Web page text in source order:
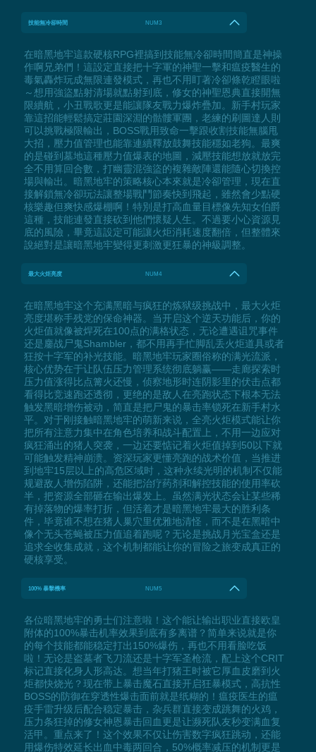
技能無冷卻時間 NUM3
在暗黑地牢這款硬核RPG裡搞到技能無冷卻時間簡直是神操
作啊兄弟們！這設定直接把十字軍的神聖一擊和瘟疫醫生的
毒氣轟炸玩成無限連發模式，再也不用盯著冷卻條乾瞪眼啦
～想用強盜點射清場就點射到底，修女的神聖恩典直接開無
限續航，小丑戰歌更是能讓隊友戰力爆炸疊加。新手村玩家
靠這招能輕鬆搞定莊園深淵的骷髏軍團，老練的刷圖達人則
可以挑戰極限輸出，BOSS戰用致命一擊跟收割技能無腦甩
大招，壓力值管理也能靠連續釋放鼓舞技能穩如老狗。最爽
的是碰到墓地這種壓力值爆表的地圖，減壓技能想放就放完
全不用算回合數，打幽靈混強盜的複雜敵陣還能隨心切換控
場與輸出。暗黑地牢的策略核心本來就是冷卻管理，現在直
接解鎖無冷卻玩法讓整場戰鬥節奏快到飛起，雖然會少點硬
核樂趣但爽快感爆棚啊！特別是打高血量目標像先知女伯爵
這種，技能連發直接砍到他們懷疑人生。不過要小心資源見
底的風險，畢竟這設定可能讓火炬消耗速度翻倍，但整體來
說絕對是讓暗黑地牢變得更刺激更狂暴的神級調整。
最大火炬亮度 NUM4
在暗黑地牢这个充满黑暗与疯狂的炼狱级挑战中，最大火炬
亮度堪称手残党的保命神器。当开启这个逆天功能后，你的
火炬值就像被焊死在100点的满格状态，无论遭遇诅咒事件
还是鏖战尸鬼Shambler，都不用再手忙脚乱丢火炬道具或者
狂按十字军的补光技能。暗黑地牢玩家圈俗称的满光流派，
核心优势在于让队伍压力管理系统彻底躺赢——走廊探索时
压力值涨得比点篝火还慢，侦察地形时连阴影里的伏击点都
看得比竞速跑还透彻，更绝的是敌人在亮跑状态下根本无法
触发黑暗增伤被动，简直是把尸鬼的暴击率锁死在新手村水
平。对于刚接触暗黑地牢的萌新来说，全亮火炬模式能让你
把所有注意力集中在角色培养和战斗配置上，不用一边应对
疯狂涌出的猪人突袭，一边还要惦记着火炬值掉到50以下就
可能触发精神崩溃。资深玩家更懂亮跑的战术价值，当推进
到地牢15层以上的高危区域时，这种永续光明的机制不仅能
规避敌人增伤陷阱，还能把治疗药剂和解控技能的使用率砍
半，把资源全部砸在输出爆发上。虽然满光状态会让某些稀
有掉落物的爆率打折，但活着才是暗黑地牢最大的胜利条
件，毕竟谁不想在猪人巢穴里优雅地清怪，而不是在黑暗中
像个无头苍蝇被压力值追着跑呢？无论是挑战月光宝盒还是
追求全收集成就，这个机制都能让你的冒险之旅变成真正的
硬核享受。
100% 暴擊機率 NUM5
各位暗黑地牢的勇士们注意啦！这个能让输出职业直接欧皇
附体的100%暴击机率效果到底有多离谱？简单来说就是你
的每个技能都能稳定打出150%爆伤，再也不用看脸吃饭
啦！无论是盗墓者飞刀流还是十字军圣枪流，配上这个CRIT
标记直接化身人形高达。想当年打猪王时被它厚血皮磨到火
炬都快烧光？现在带上暴击魔石直接开启狂暴模式，高抗性
BOSS的防御在穿透性爆击面前就是纸糊的！瘟疫医生的瘟
疫手雷升级后配合稳定暴击，杂兵群直接变成跳舞的火鸡，
压力条狂掉的修女神恩暴击回血更是让濒死队友秒变满血复
活甲。重点来了！这个效果不仅让伤害数字疯狂跳动，还能
用爆伤特效延长出血中毒两回合，50%概率减压的机制更是